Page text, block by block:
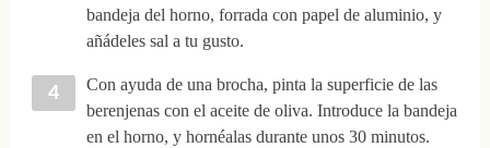
bandeja del horno, forrada con papel de aluminio, y
añádeles sal a tu gusto.
Con ayuda de una brocha, pinta la superficie de las
berenjenas con el aceite de oliva. Introduce la bandeja
en el horno, y hornéalas durante unos 30 minutos.